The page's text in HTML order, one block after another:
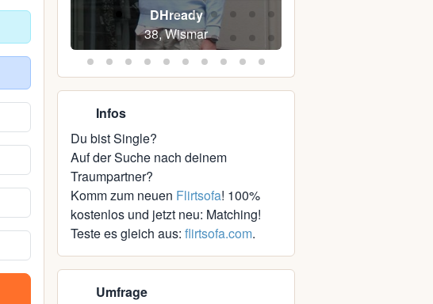
DHready
38, Wismar
Infos
Du bist Single?
Auf der Suche nach deinem
Traumpartner?
Komm zum neuen Flirtsofa! 100%
kostenlos und jetzt neu: Matching!
Teste es gleich aus: flirtsofa.com.
Umfrage